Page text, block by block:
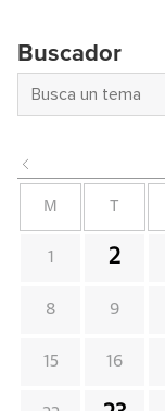
Buscador
M
1 2
8 9
15 16